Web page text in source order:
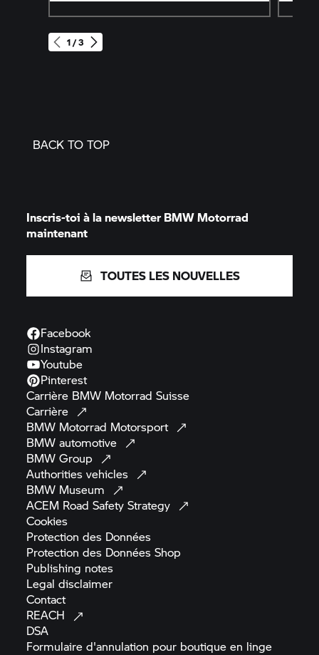
1 / 3
BACK TO TOP
Inscris-toi à la newsletterBMW Motorrad
maintenant
TOUTES LES NOUVELLES
Facebook
Instagram
Youtube
Pinterest
Carrière BMW Motorrad Suisse
Carrière
BMW Motorrad Motorsport
BMWautomotive
BMWGroup
Authoritiesvehicles
BMW Museum
ACEM Road SafetyStrategy
Cookies
Protection des Données
Protection des DonnéesShop
Publishing notes
Legaldisclaimer
Contact
REACH
DSA
Formulaire d'annulation pour boutique en linge